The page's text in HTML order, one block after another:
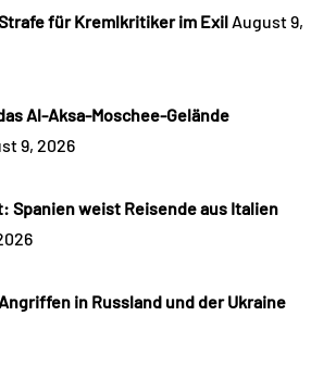
für Kremlkritiker im Exil August 9,
Al-Aksa-Moschee-Gelände
9, 2026
Spanien weist Reisende aus Italien
in Russland und der Ukraine